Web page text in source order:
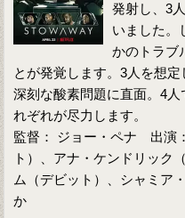
発射し、3
いました。
かのトラブ
とが発覚します。3人を想
深刻な酸素問題に直面。4
れぞれが尽力します。
監督： ジョー・ペナ 出演
ト）、アナ・ケンドリック
ム（デビット）、シャミア
か